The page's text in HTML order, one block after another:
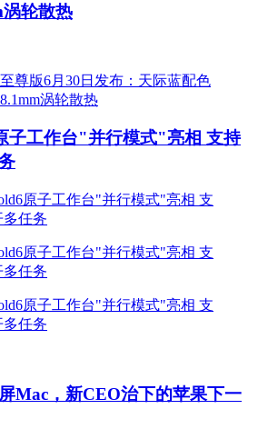
轮散热
子工作台"并行模式"亮相 支持
Mac，新CEO治下的苹果下一